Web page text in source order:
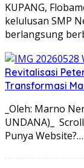
KUPANG,
kelulusan SMP
berlangsung
Revitalisasi
Transformasi
_Oleh: Marno
UNDANA)_
Punya Website?…